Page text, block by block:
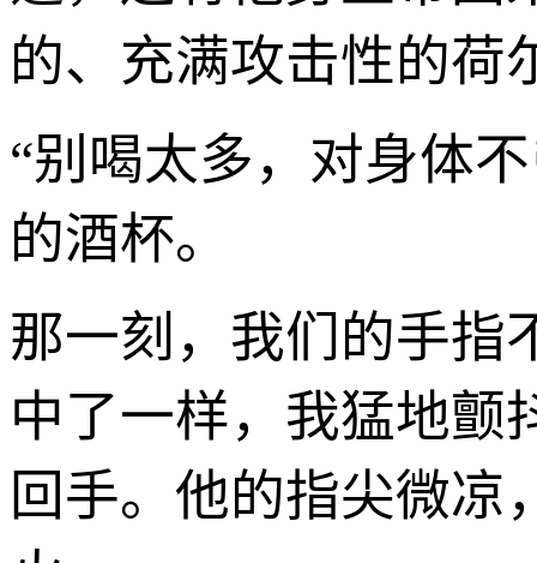
的、充满攻击性的荷
“别喝太多，对身体
的酒杯。
那一刻，我们的手指
中了一样，我猛地颤
回手。他的指尖微凉